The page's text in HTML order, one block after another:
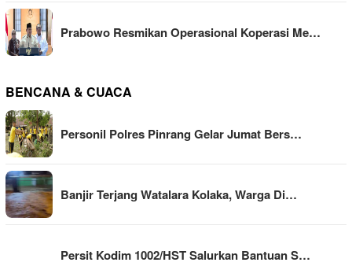
Prabowo Resmikan Operasional Koperasi Me…
BENCANA & CUACA
Personil Polres Pinrang Gelar Jumat Bers…
Banjir Terjang Watalara Kolaka, Warga Di…
Persit Kodim 1002/HST Salurkan Bantuan S…